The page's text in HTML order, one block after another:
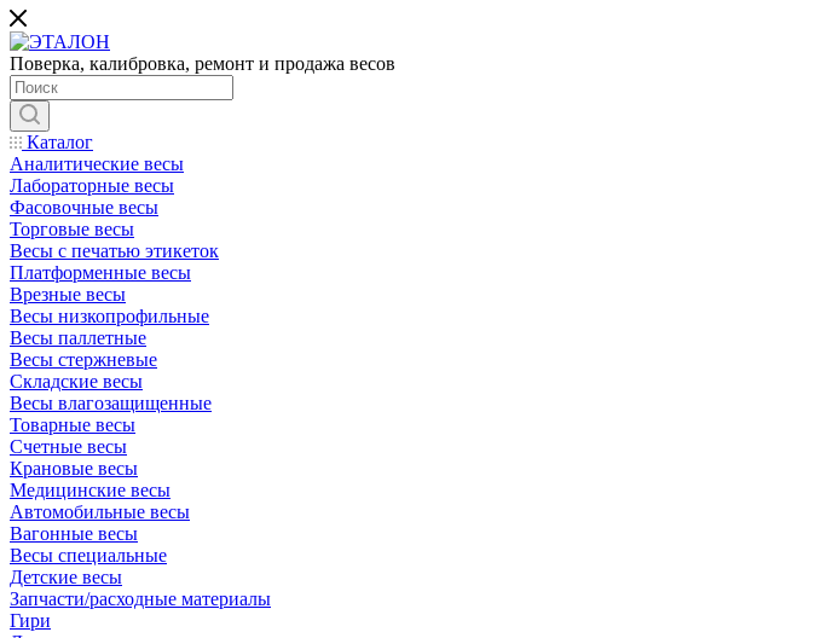
Поверка, калибровка, ремонт и продажа весов
Каталог
Аналитические весы
Лабораторные весы
Фасовочные весы
Торговые весы
Весы с печатью этикеток
Платформенные весы
Врезные весы
Весы низкопрофильные
Весы паллетные
Весы стержневые
Складские весы
Весы влагозащищенные
Товарные весы
Счетные весы
Крановые весы
Медицинские весы
Автомобильные весы
Вагонные весы
Весы специальные
Детские весы
Запчасти/расходные материалы
Гири